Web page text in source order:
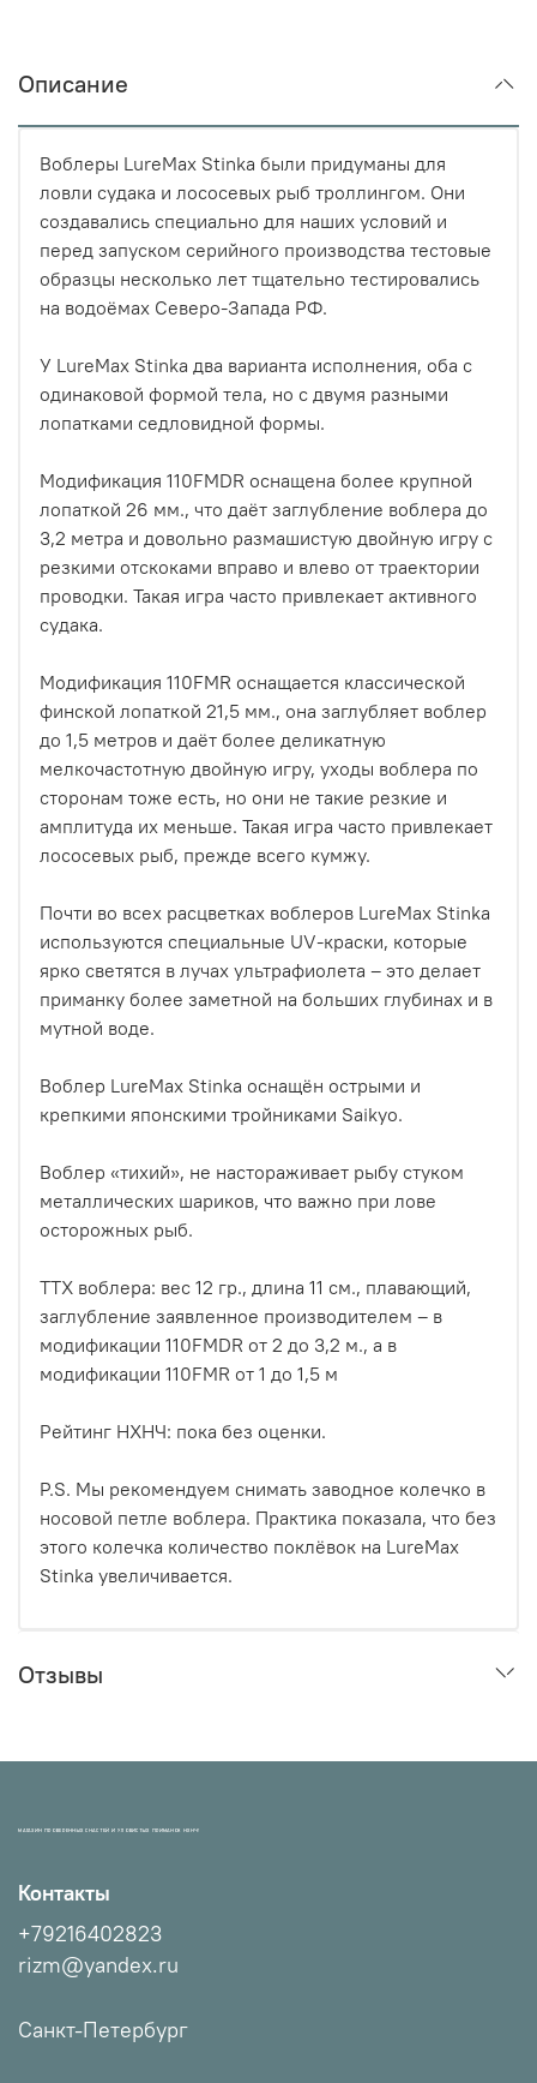
Описание
Воблеры LureMax Stinka были придуманы для
ловли судака и лососевых рыб троллингом. Они
создавались специально для наших условий и
перед запуском серийного производства тестовые
образцы несколько лет тщательно тестировались
на водоёмах Северо-Запада РФ.
У LureMax Stinka два варианта исполнения, оба с
одинаковой формой тела, но с двумя разными
лопатками седловидной формы.
Модификация 110FMDR оснащена более крупной
лопаткой 26 мм., что даёт заглубление воблера до
3,2 метра и довольно размашистую двойную игру с
резкими отскоками вправо и влево от траектории
проводки. Такая игра часто привлекает активного
судака.
Модификация 110FMR оснащается классической
финской лопаткой 21,5 мм., она заглубляет воблер
до 1,5 метров и даёт более деликатную
мелкочастотную двойную игру, уходы воблера по
сторонам тоже есть, но они не такие резкие и
амплитуда их меньше. Такая игра часто привлекает
лососевых рыб, прежде всего кумжу.
Почти во всех расцветках воблеров LureMax Stinka
используются специальные UV-краски, которые
ярко светятся в лучах ультрафиолета – это делает
приманку более заметной на больших глубинах и в
мутной воде.
Воблер LureMax Stinka оснащён острыми и
крепкими японскими тройниками Saikyo.
Воблер «тихий», не настораживает рыбу стуком
металлических шариков, что важно при лове
осторожных рыб.
ТТХ воблера: вес 12 гр., длина 11 см., плавающий,
заглубление заявленное производителем – в
модификации 110FMDR от 2 до 3,2 м., а в
модификации 110FMR от 1 до 1,5 м
Рейтинг НХНЧ: пока без оценки.
P.S. Мы рекомендуем снимать заводное колечко в
носовой петле воблера. Практика показала, что без
этого колечка количество поклёвок на LureMax
Stinka увеличивается.
Отзывы
МАГАЗИН ПРОВЕРЕННЫХ СНАСТЕЙ И УЛОВИСТЫХ ПРИМАНОК НХНЧ!
Контакты
+79216402823
rizm@yandex.ru
Санкт-Петербург